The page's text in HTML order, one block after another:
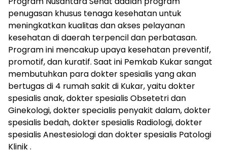
penugasan khusus tenaga kesehatan untuk
meningkatkan kualitas dan akses pelayanan
kesehatan di daerah terpencil dan perbatasan.
Program ini mencakup upaya kesehatan preventif,
promotif, dan kuratif. Saat ini Pemkab Kukar sangat
membutuhkan para dokter spesialis yang akan
bertugas di 4 rumah sakit di Kukar, yaitu dokter
spesialis anak, dokter spesialis Obsetetri dan
Ginekologi, dokter specialis penyakit dalam, dokter
spesialis bedah, dokter spesialis Radiologi, dokter
spesialis Anestesiologi dan dokter spesialis Patologi
Klinik .